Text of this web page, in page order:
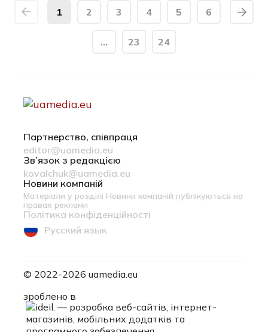
1 2 3 4 5 6
… 23 24
Партнерство, співпраця
editor@uamedia.eu
Зв’язок з редакцією
kovalchuk@uamedia.eu
Новини компаній
Матеріали у розділі Новини компаній публікуються на
правах реклами
Політика конфіденційності
Русский язык
© 2022-2026 uamedia.eu
зроблено в